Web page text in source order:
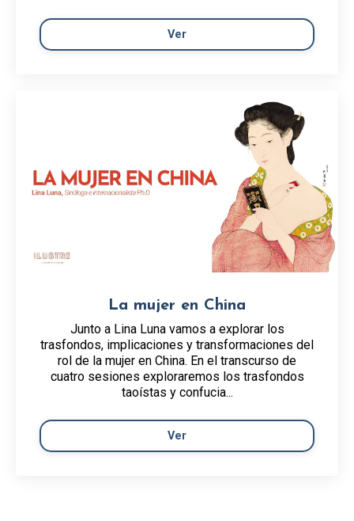
Ver
La mujer en China
Junto a Lina Luna vamos a explorar los
trasfondos, implicaciones y transformaciones del
rol de la mujer en China. En el transcurso de
cuatro sesiones exploraremos los trasfondos
taoístas y confucia...
Ver